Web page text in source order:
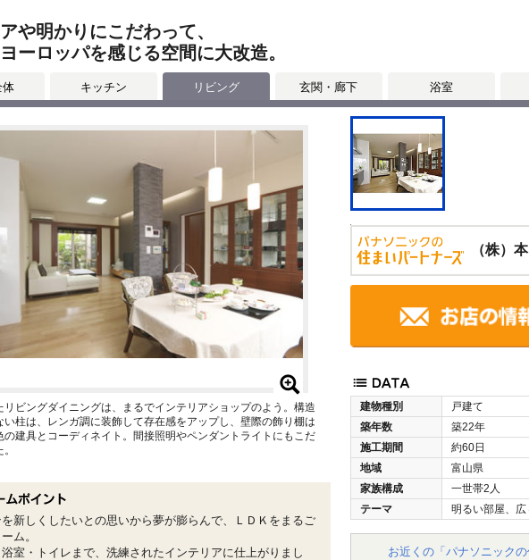
や明かりにこだわって、
ーロッパを感じる空間に大改造。
体 キッチン リビング 玄関・廊下 浴室
（株）
建物種別
戸建て
築年数
築22年
施工期間
約60日
地域
富山県
家族構成
一世帯2人
テーマ
明るい部屋、広
お近くの「パナソニック
リビングダイニングは、まるでインテリアショップのよう。構造
い柱は、レンガ調に装飾して存在感をアップし、壁際の飾り棚は
の建具とコーディネイト。間接照明やペンダントライトにもこだ
新しくしたいとの思いから夢が膨らんで、ＬＤＫをまるご
ム。
室・トイレまで、洗練されたインテリアに仕上がりまし